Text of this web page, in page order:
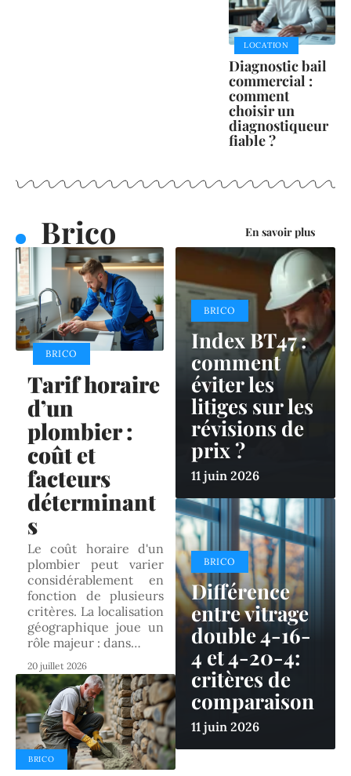
LOCATION
Diagnostic bail
commercial :
comment
choisir un
diagnostiqueur
fiable ?
Brico En savoir plus
BRICO
Tarif horaire
d’un
plombier :
coût et
facteurs
déterminant
s
Le coût horaire d'un
plombier peut varier
considérablement en
fonction de plusieurs
critères. La localisation
géographique joue un
rôle majeur : dans…
20 juillet 2026
BRICO
BRICO
Index BT47 :
comment
éviter les
litiges sur les
révisions de
prix ?
11 juin 2026
BRICO
Différence
entre vitrage
double 4-16-
4 et 4-20-4:
critères de
comparaison
11 juin 2026